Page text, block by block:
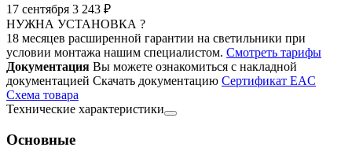
17 сентября 3 243 ₽
НУЖНА УСТАНОВКА ?
18 месяцев расширенной гарантии на светильники при
условии монтажа нашим специалистом. Смотреть тарифы
Документация Вы можете ознакомиться с накладной
документацией Скачать документацию Cертификат EAC
Cхема товара
Технические характеристики
Основные